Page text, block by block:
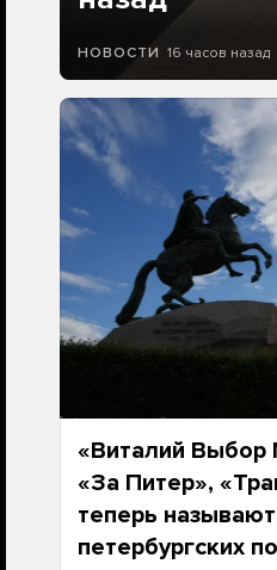
НОВОСТИ 16 часов назад
«Виталий Выбор
«За Питер»,
теперь
петербургских